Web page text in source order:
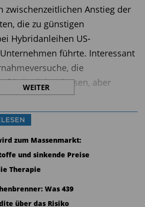
zwischenzeitlichen Anstieg der
die zu günstigen
Hybridanleihen US-
führte. Interessant
die
sinken lassen, aber
Einfluss auf die
der betreffenden Emittenten
solche Ineffizienzen heraus
wenn die Preise der
aus seiner Sicht zu niedrig
wieder, wenn sich die Kurse
kassiert er mit
Fonds Zinsen, die durch
WEITER
zum Massenmarkt:
und sinkende Preise
Therapie
Was 439
über das Risiko